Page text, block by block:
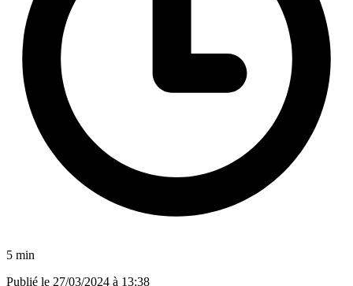
5 min
Publié le 27/03/2024 à 13:38